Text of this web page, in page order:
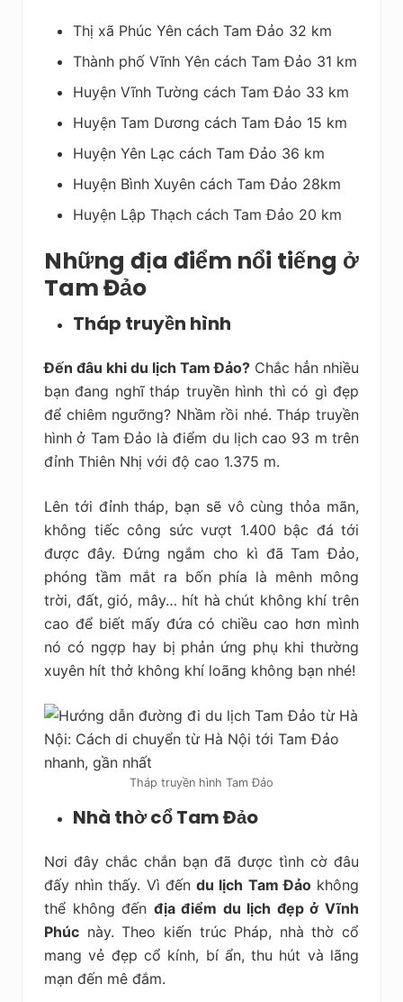
Thị xã Phúc Yên cách Tam Đảo 32 km
Thành phố Vĩnh Yên cách Tam Đảo 31 km
Huyện Vĩnh Tường cách Tam Đảo 33 km
Huyện Tam Dương cách Tam Đảo 15 km
Huyện Yên Lạc cách Tam Đảo 36 km
Huyện Bình Xuyên cách Tam Đảo 28km
Huyện Lập Thạch cách Tam Đảo 20 km
Những địa điểm nổi tiếng ở
Tam Đảo
Tháp truyền hình
Đến đâu khi du lịch Tam Đảo? Chắc hẳn nhiều
bạn đang nghĩ tháp truyền hình thì có gì đẹp
để chiêm ngưỡng? Nhầm rồi nhé. Tháp truyền
hình ở Tam Đảo là điểm du lịch cao 93 m trên
đỉnh Thiên Nhị với độ cao 1.375 m.
Lên tới đỉnh tháp, bạn sẽ vô cùng thỏa mãn,
không tiếc công sức vượt 1.400 bậc đá tới
được đây. Đứng ngắm cho kì đã Tam Đảo,
phóng tầm mắt ra bốn phía là mênh mông
trời, đất, gió, mây… hít hà chút không khí trên
cao để biết mấy đứa có chiều cao hơn mình
nó có ngợp hay bị phản ứng phụ khi thường
xuyên hít thở không khí loãng không bạn nhé!
Tháp truyền hình Tam Đảo
Nhà thờ cổ Tam Đảo
Nơi đây chắc chắn bạn đã được tình cờ đâu
đấy nhìn thấy. Vì đếndu lịch Tam Đảokhông
thể không đến địa điểm du lịch đẹp ở Vĩnh
Phúc này. Theo kiến trúc Pháp, nhà thờ cổ
mang vẻ đẹp cổ kính, bí ẩn, thu hút và lãng
mạn đến mê đắm.